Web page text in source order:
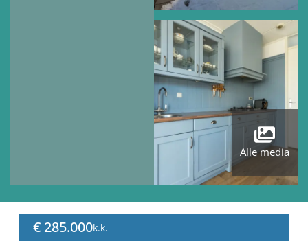
Alle media
€ 285.000k.k.